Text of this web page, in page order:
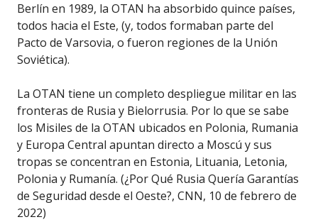
Berlín en 1989, la OTAN ha absorbido quince países,
todos hacia el Este, (y, todos formaban parte del
Pacto de Varsovia, o fueron regiones de la Unión
Soviética).
La OTAN tiene un completo despliegue militar en las
fronteras de Rusia y Bielorrusia. Por lo que se sabe
los Misiles de la OTAN ubicados en Polonia, Rumania
y Europa Central apuntan directo a Moscú y sus
tropas se concentran en Estonia, Lituania, Letonia,
Polonia y Rumanía. (¿Por Qué Rusia Quería Garantías
de Seguridad desde el Oeste?, CNN, 10 de febrero de
2022)